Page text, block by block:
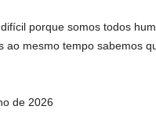
porque somos todos
ao mesmo tempo sabemos
de 2026